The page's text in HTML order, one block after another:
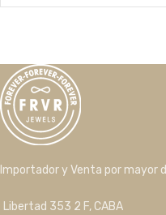
Importador y Venta por mayor
Libertad 353 2 F, CABA